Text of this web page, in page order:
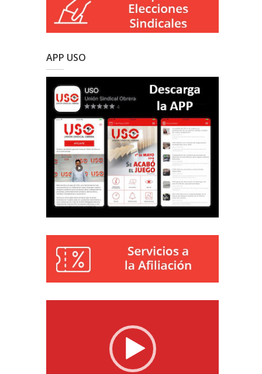
APP USO